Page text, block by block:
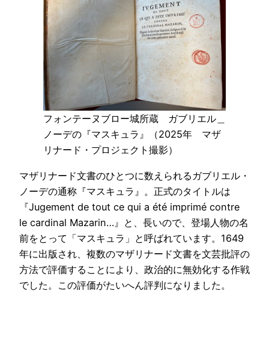
フォンテーヌブロー城所蔵 ガブリエル＿
ノーデの『マスキュラ』（2025年 マザ
リナード・プロジェクト撮影）
マザリナード文書のひとつに数えられるガブリエル・
ノーデの通称『マスキュラ』。正式のタイトルは
『Jugement de tout ce qui a été imprimé contre
le cardinal Mazarin…』と、長いので、登場人物の名
前をとって「マスキュラ」と呼ばれています。1649
年に出版され、複数のマザリナード文書を文芸批評の
方法で評価することにより、政治的に無効化する作戦
でした。この評価がたいへん評判になりました。